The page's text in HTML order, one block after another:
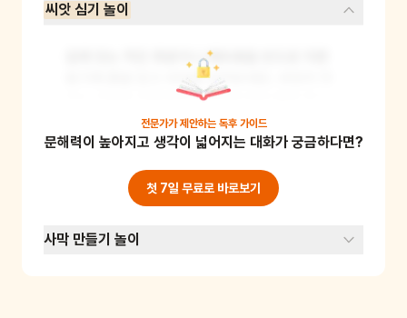
씨앗 심기 놀이
집에 있는 작은 화분이나 페트병을 반으로 자른
용기에 흙을 담고 씨앗을 심어보세요. 씨앗이 자
라는 과정을 관찰하며 농부처럼 매일 물을 주고
돌봐주세요. 식물이 자라는 모습을 보며 인내심과
책임감을 기를 수 있어요. 준비물: 화분 또는 페트
병, 흙, 씨앗, 물
전문가가 제안하는 독후 가이드
문해력이 높아지고 생각이 넓어지는 대화가 궁금하다면?
첫 7일 무료로 바로보기
사막 만들기 놀이